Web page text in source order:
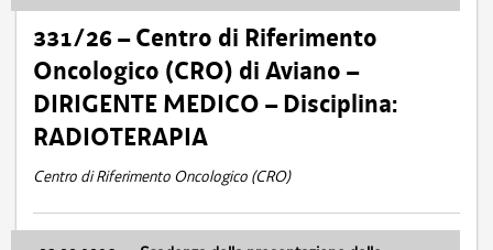
331/26 – Centro di Riferimento
Oncologico (CRO) di Aviano –
DIRIGENTE MEDICO – Disciplina:
RADIOTERAPIA
Centro di Riferimento Oncologico (CRO)